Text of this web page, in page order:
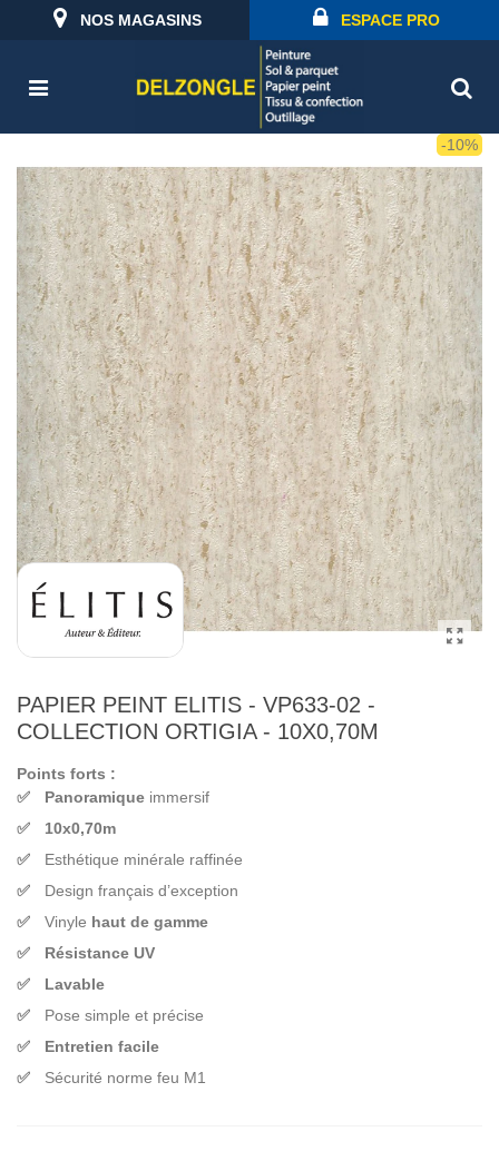
NOS MAGASINS ESPACE PRO
-10%
PAPIER PEINT ELITIS - VP633-02 -
COLLECTION ORTIGIA - 10X0,70M
Points forts :
Panoramique immersif
10x0,70m
Esthétique minérale raffinée
Design français d’exception
Vinyle haut de gamme
Résistance UV
Lavable
Pose simple et précise
Entretien facile
Sécurité norme feu M1